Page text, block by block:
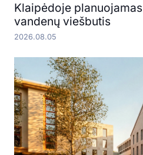
Klaipėdoje
vandenų viešbutis
2026.08.05